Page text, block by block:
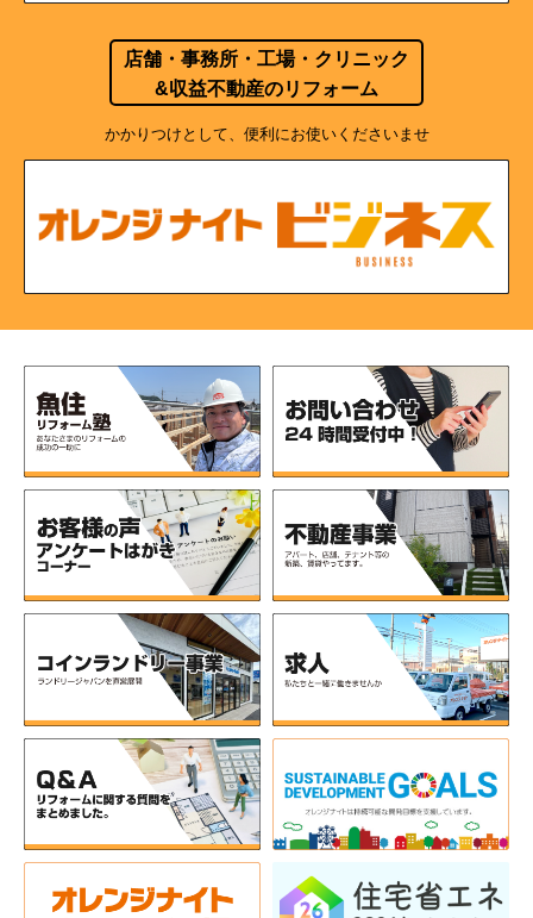
店舗・事務所・工場・クリニック
&収益不動産のリフォーム
かかりつけとして、便利にお使いくださいませ